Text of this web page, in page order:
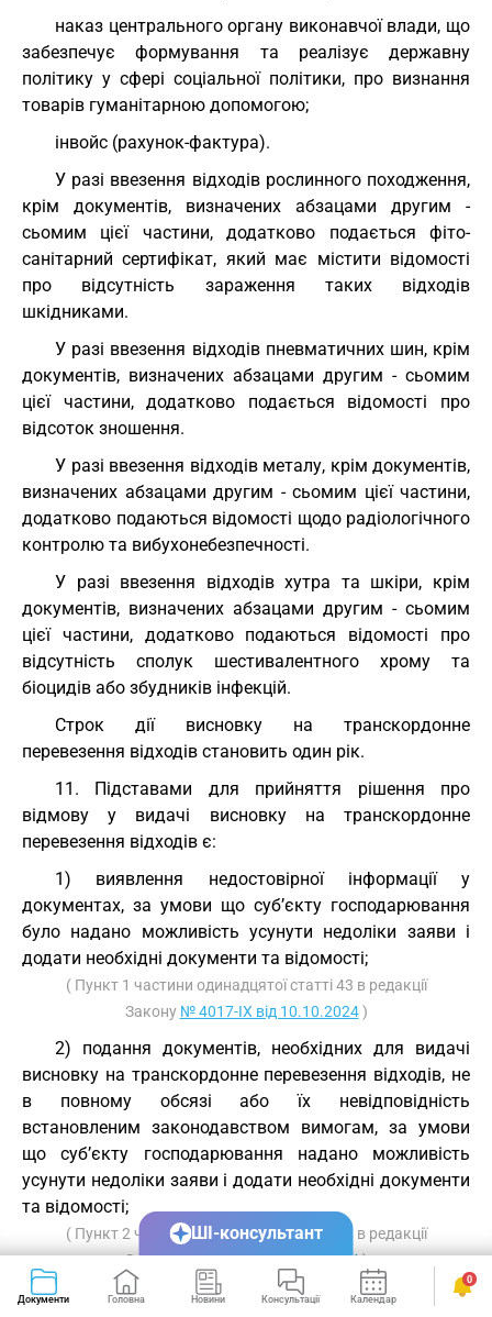
наказ центрального органу виконавчої влади, що
забезпечує формування та реалізує державну
політику у сфері соціальної політики, про визнання
товарів гуманітарною допомогою;
інвойс (рахунок-фактура).
У разі ввезення відходів рослинного походження,
крім документів, визначених абзацами другим -
сьомим цієї частини, додатково подається фіто-
санітарний сертифікат, який має містити відомості
про відсутність зараження таких відходів
шкідниками.
У разі ввезення відходів пневматичних шин, крім
документів, визначених абзацами другим - сьомим
цієї частини, додатково подається відомості про
відсоток зношення.
У разі ввезення відходів металу, крім документів,
визначених абзацами другим - сьомим цієї частини,
додатково подаються відомості щодо радіологічного
контролю та вибухонебезпечності.
У разі ввезення відходів хутра та шкіри, крім
документів, визначених абзацами другим - сьомим
цієї частини, додатково подаються відомості про
відсутність сполук шестивалентного хрому та
біоцидів або збудників інфекцій.
Строк дії висновку на транскордонне
перевезення відходів становить один рік.
11. Підставами для прийняття рішення про
відмову у видачі висновку на транскордонне
перевезення відходів є:
1) виявлення недостовірної інформації у
документах, за умови що суб’єкту господарювання
було надано можливість усунути недоліки заяви і
додати необхідні документи та відомості;
( Пункт 1 частини одинадцятої статті 43 в редакції
Закону № 4017-IX від 10.10.2024)
2) подання документів, необхідних для видачі
висновку на транскордонне перевезення відходів, не
в повному обсязі або їх невідповідність
встановленим законодавством вимогам, за умови
що суб’єкту господарювання надано можливість
усунути недоліки заяви і додати необхідні документи
та відомості;
( Пункт 2 частини одинадцятої статті 43 в редакції
Закону№ 4017-IX від 10.10.2024)
3) у разі імпорту відходів для відновлення -
Документи Головна Новини Консультації Календар Сервіси
0
ШІ-консультант